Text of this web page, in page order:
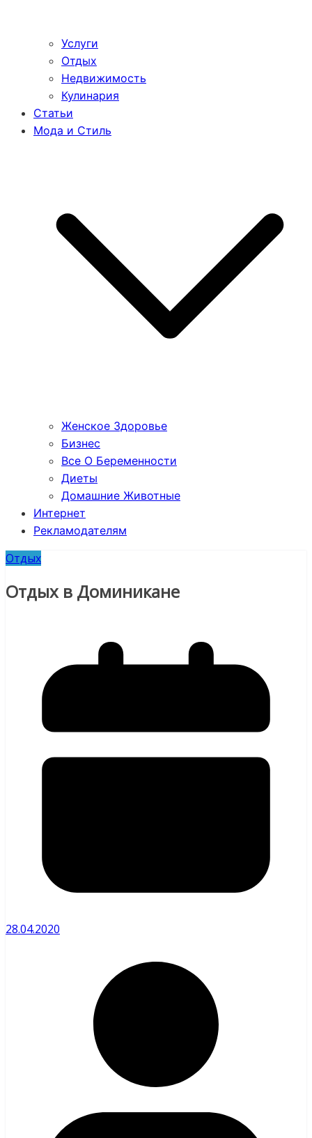
Услуги
Отдых
Недвижимость
Кулинария
Статьи
Мода и Стиль
Женское Здоровье
Бизнес
Все О Беременности
Диеты
Домашние Животные
Интернет
Рекламодателям
Отдых
Отдых в Доминикане
28.04.2020